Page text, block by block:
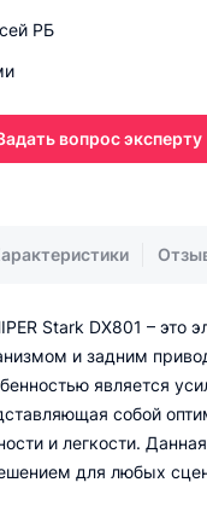
РБ
вопрос эксперту
Stark DX801 – это
и задним
является
собой
и легкости.
для любых